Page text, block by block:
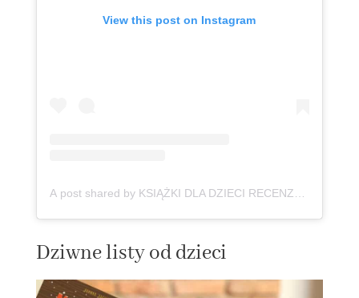
View this post on Instagram
Dziwne listy od dzieci